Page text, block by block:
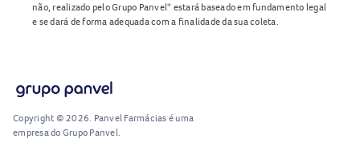
não, realizado pelo Grupo Panvel* estará baseado em fundamento legal
e se dará de forma adequada com a finalidade da sua coleta.
Copyright © 2026. Panvel Farmácias é uma
empresa do Grupo Panvel.